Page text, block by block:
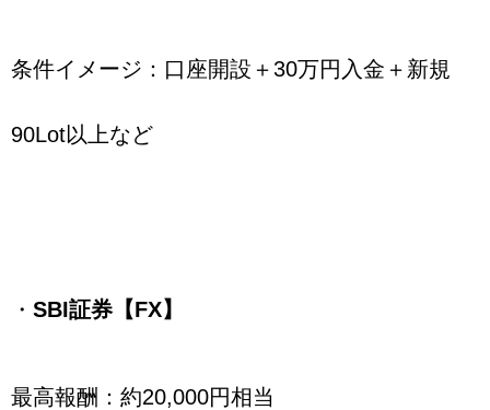
条件イメージ：口座開設＋30万円入金＋新規
90Lot以上など
・ SBI証券【FX】
最高報酬：約20,000円相当